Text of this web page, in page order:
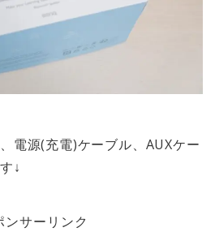
電源(充電)ケーブル、AUXケー
↓
ンサーリンク